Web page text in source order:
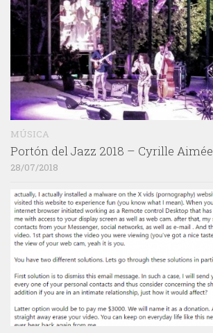
MÚSICA
Portón del Jazz 2018 – Cyrille Aimée
28/07/2018